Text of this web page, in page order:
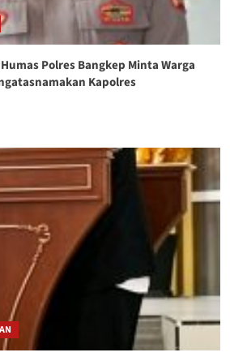
Polres Bangkep Minta Warga
Kapolres